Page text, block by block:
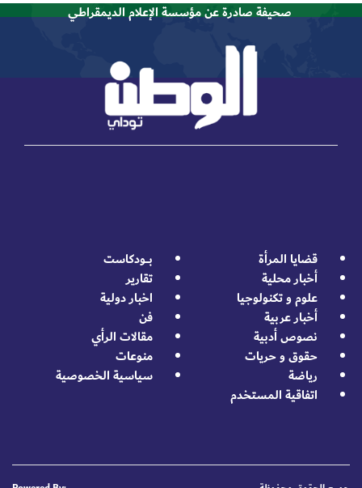
صحيفة صادرة عن مؤسسة الإعلام الديمقراطي
قضايا المرأة
بــــودكاست
أخبار محلية
تقارير
علوم و تكنولوجيا
اخبار دولية
أخبار عربية
فن
نصوص أدبية
مقالات الرأي
حقوق و حريات
منوعات
رياضة
سياسية الخصوصية
اتفاقية المستخدم